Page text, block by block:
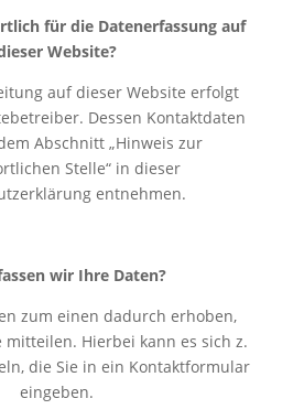
für die Datenerfassung auf
Website?
auf dieser Website erfolgt
Dessen Kontaktdaten
Abschnitt „Hinweis zur
Stelle“ in dieser
entnehmen.
wir Ihre Daten?
zum einen dadurch erhoben,
mitteilen. Hierbei kann es sich z.
die Sie in ein Kontaktformular
eingeben.